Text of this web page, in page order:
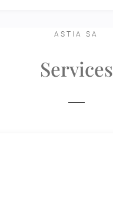
ASTIA SA
Services